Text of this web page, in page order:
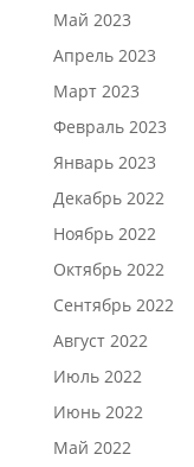
Май 2023
Апрель 2023
Март 2023
Февраль 2023
Январь 2023
Декабрь 2022
Ноябрь 2022
Октябрь 2022
Сентябрь 2022
Август 2022
Июль 2022
Июнь 2022
Май 2022